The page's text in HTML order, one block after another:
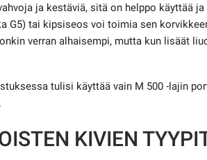
ja kestäviä, sitä on helppo käyttää
G5) tai kipsiseos voi toimia sen
verran alhaisempi, mutta kun lisäät
tulisi käyttää vain M 500 -lajin
KIVIEN